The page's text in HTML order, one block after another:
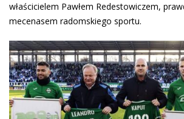
właścicielem Pawłem Redestowiczem,
mecenasem radomskiego sportu.